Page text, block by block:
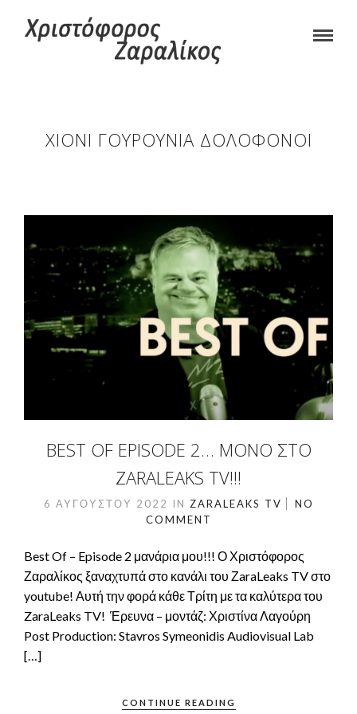
ΧΙΌΝΙ ΓΟΥΡΟΎΝΙΑ ΔΟΛΟΦΌΝΟΙ
BEST OF EPISODE 2… ΜΌΝΟ ΣΤΟ
ZARALEAKS TV!!!
6 ΑΥΓΟΎΣΤΟΥ 2022 IN ZARALEAKS TV
NO
COMMENT
Best Of – Episode 2 μανάρια μου!!! Ο Χριστόφορος
Ζαραλίκος ξαναχτυπά στο κανάλι του ΖaraLeaks TV στο
youtube! Αυτή την φορά κάθε Τρίτη με τα καλύτερα του
ZaraLeaks TV! Έρευνα – μοντάζ: Χριστίνα Λαγούρη
Post Production: Stavros Symeonidis Audiovisual Lab
[…]
CONTINUE READING